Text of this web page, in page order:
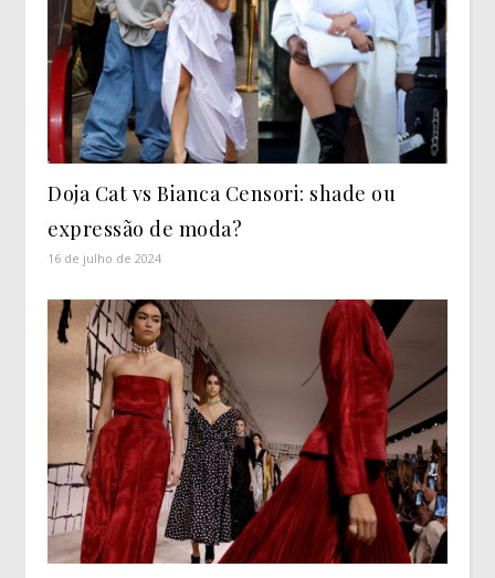
Doja Cat vs Bianca Censori: shade ou
expressão de moda?
16 de julho de 2024